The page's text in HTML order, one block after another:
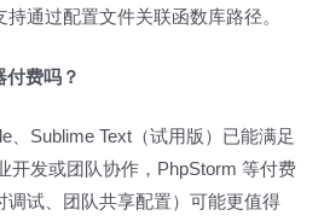
通过配置文件关联函数库路径。
付费吗？
、Sublime Text（试用版）已能满足
开发或团队协作，PhpStorm 等付费
调试、团队共享配置）可能更值得